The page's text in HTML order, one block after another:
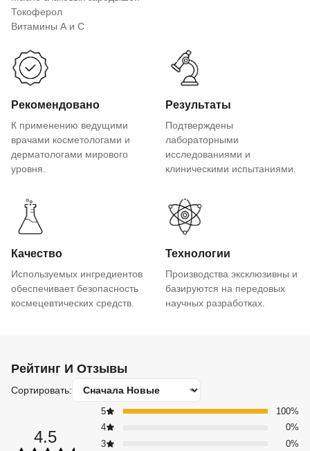
Токоферол
Витамины А и С
Рекомендовано
К применению ведущими
врачами косметологами и
дерматологами мирового
уровня.
Результаты
Подтверждены
лабораторными
исследованиями и
клиническими испытаниями.
Качество
Используемых ингредиентов
обеспечивает безопасность
космецевтических средств.
Технологии
Производства эксклюзивны и
базируются на передовых
научных разработках.
Рейтинг И Отзывы
Сортировать:
4.5
5
100%
4
0%
3
0%